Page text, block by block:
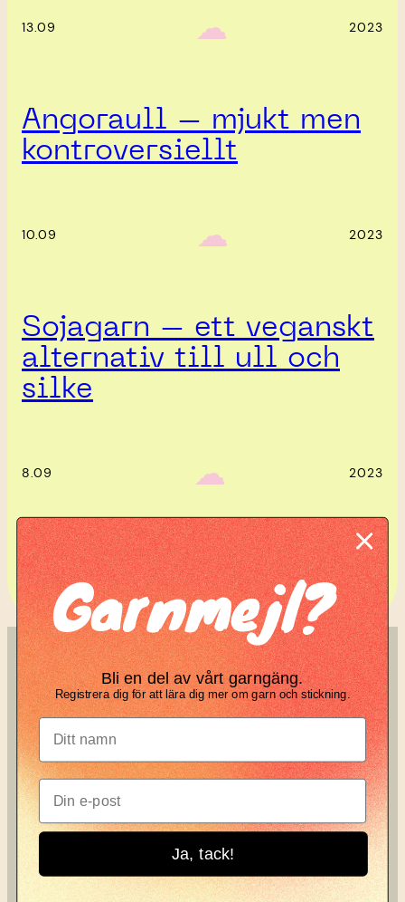
13.09 ‎ ‎‎ ☁︎‎‎ 2023
Angoraull – mjukt men
kontroversiellt
10.09 ‎ ‎‎ ☁︎‎‎ 2023
Sojagarn – ett veganskt
alternativ till ull och
silke
8.09 ‎ ‎‎ ☁︎‎‎ 2023
Komplett guide: Lär dig
tova din stickning
SÖK
Search
KNIT KNOT
Manifesto
Garnbrev
Garnmejl?
Bli en del av vårt garngäng.
Registrera dig för att lära dig mer om garn och stickning.
Ja, tack!